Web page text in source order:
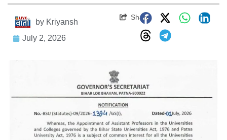
by Kriyansh
July 2, 2026
Share